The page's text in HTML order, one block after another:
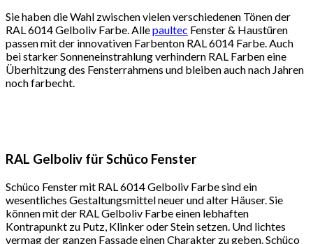
Sie haben die Wahl zwischen vielen verschiedenen Tönen der
RAL 6014 Gelboliv Farbe. Allepaultec Fenster & Haustüren
passen mit der innovativen Farbenton RAL 6014 Farbe. Auch
bei starker Sonneneinstrahlung verhindern RAL Farben eine
Überhitzung des Fensterrahmens und bleiben auch nach Jahren
noch farbecht.
RAL Gelboliv für Schüco Fenster
Schüco Fenster mit RAL 6014 Gelboliv Farbe sind ein
wesentliches Gestaltungsmittel neuer und alter Häuser. Sie
können mit der RAL Gelboliv Farbe einen lebhaften
Kontrapunkt zu Putz, Klinker oder Stein setzen. Und lichtes
vermag der ganzen Fassade einen Charakter zu geben. Schüco